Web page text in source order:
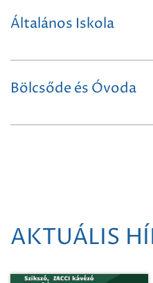
Általános Iskola
Bölcsőde és Óvoda
AKTUÁLIS